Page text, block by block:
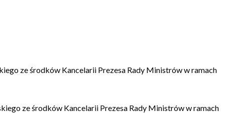
ze środków Kancelarii Prezesa Rady Ministrów w ramach
ze środków Kancelarii Prezesa Rady Ministrów w ramach